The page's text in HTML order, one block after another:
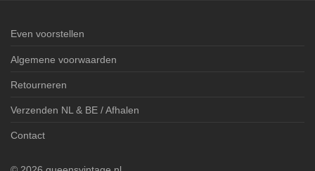
Even voorstellen
Algemene voorwaarden
Retourneren
Verzenden NL & BE / Afhalen
Contact